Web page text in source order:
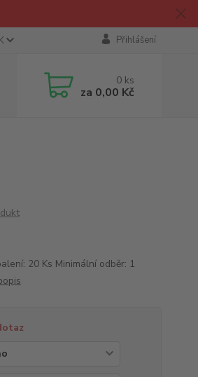
Přihlášení
0 ks
za 0,00 Kč
20 Ks Minimální odběr: 1